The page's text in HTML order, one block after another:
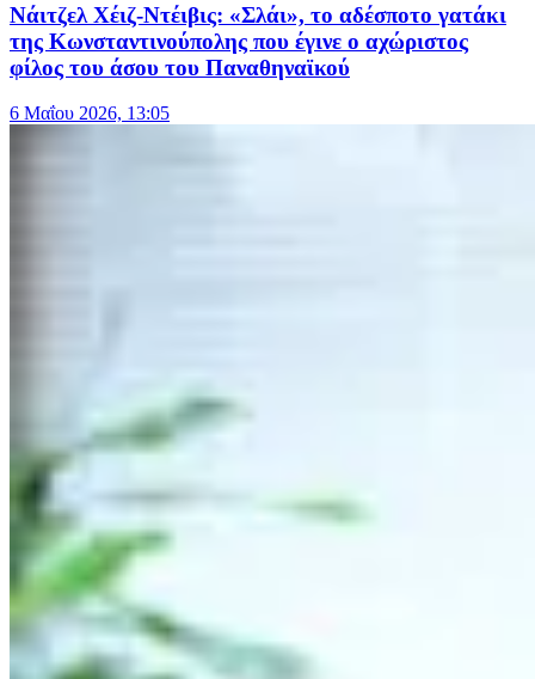
Νάιτζελ Χέιζ-Ντέιβις: «Σλάι», το αδέσποτο γατάκι
της Κωνσταντινούπολης που έγινε ο αχώριστος
φίλος του άσου του Παναθηναϊκού
6 Μαΐου 2026, 13:05